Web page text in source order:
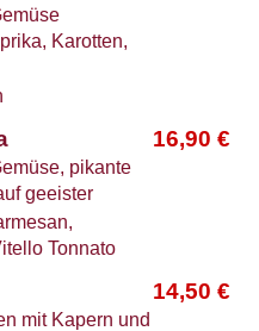
Karotten,
16,90 €
pikante
geeister
Tonnato
14,50 €
mit Kapern und